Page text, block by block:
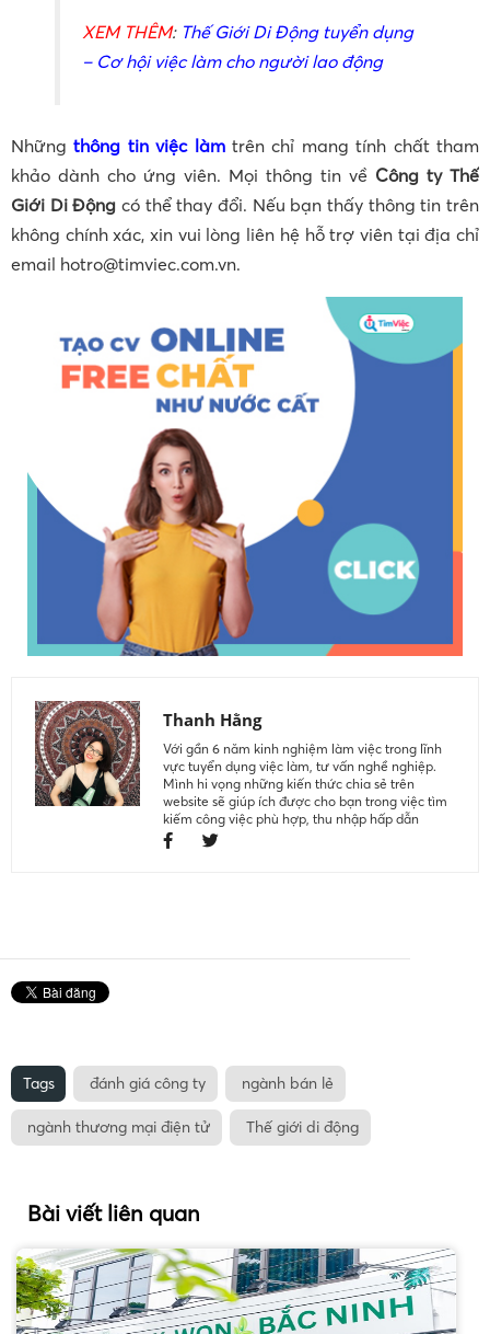
XEM THÊM: Thế Giới Di Động tuyển dụng
– Cơ hội việc làm cho người lao động
Nhữngthông tin việc làmtrên chỉ mang tính chất tham
khảo dành cho ứng viên. Mọi thông tin về Công ty Thế
Giới Di Động có thể thay đổi. Nếu bạn thấy thông tin trên
không chính xác, xin vui lòng liên hệ hỗ trợ viên tại địa chỉ
email hotro@timviec.com.vn.
Thanh Hằng
Với gần 6 năm kinh nghiệm làm việc trong lĩnh
vực tuyển dụng việc làm, tư vấn nghề nghiệp.
Mình hi vọng những kiến thức chia sẻ trên
website sẽ giúp ích được cho bạn trong việc tìm
kiếm công việc phù hợp, thu nhập hấp dẫn
Tags đánh giá công ty ngành bán lẻ
ngành thương mại điện tử Thế giới di động
Bài viết liên quan